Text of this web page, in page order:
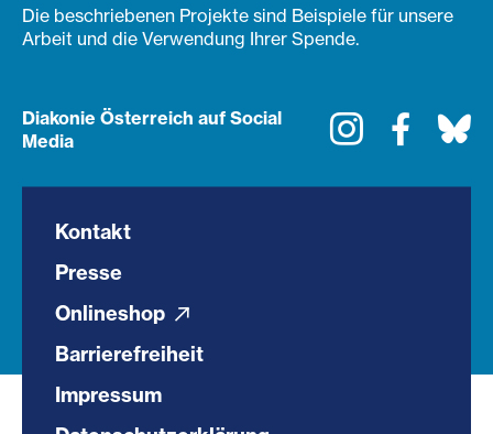
Die beschriebenen Projekte sind Beispiele für unsere
Arbeit und die Verwendung Ihrer Spende.
Diakonie Österreich auf Social
Media
Instagram
Kontakt
Presse
Onlineshop
Barrierefreiheit
Impressum